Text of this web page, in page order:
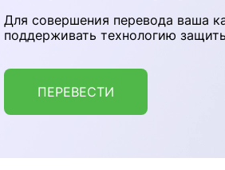
Для совершения перевода ваша
поддерживать технологию
ПЕРЕВЕСТИ